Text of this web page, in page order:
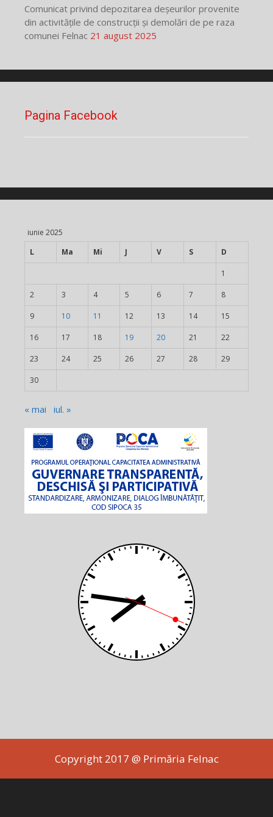
Comunicat privind depozitarea deșeurilor provenite
din activitățile de construcții și demolări de pe raza
comunei Felnac 21 august 2025
Pagina Facebook
iunie 2025
L
Ma Mi J V S D
1
2 3 4 5 6 7 8
9 10 11 12 13 14 15
16 17 18 19 20 21 22
23 24 25 26 27 28 29
30
« mai iul. »
Copyright 2017 @ Primăria Felnac